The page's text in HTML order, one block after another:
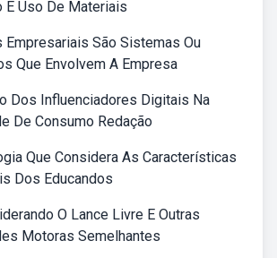
E Uso De Materiais
Empresariais São Sistemas Ou
Que Envolvem A Empresa
Dos Influenciadores Digitais Na
De Consumo Redação
Que Considera As Características
Dos Educandos
O Lance Livre E Outras
Motoras Semelhantes